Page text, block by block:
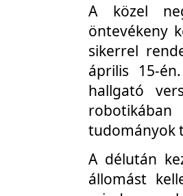
A közel
öntevékeny
sikerrel
április 15-
hallgató
tudományok
A délután
állomást